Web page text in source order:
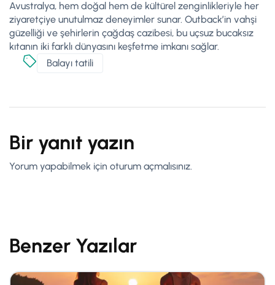
Avustralya, hem doğal hem de kültürel zenginlikleriyle her
ziyaretçiye unutulmaz deneyimler sunar. Outback’in vahşi
güzelliği ve şehirlerin çağdaş cazibesi, bu uçsuz bucaksız
kıtanın iki farklı dünyasını keşfetme imkanı sağlar.
Balayı tatili
Bir yanıt yazın
Yorum yapabilmek için oturum açmalısınız.
Benzer Yazılar